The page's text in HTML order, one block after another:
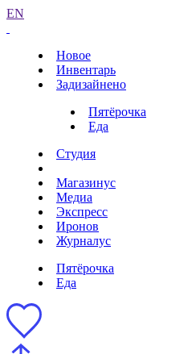
EN
Новое
Инвентарь
Задизайнено
Пятёрочка
Еда
Студия
Магазинус
Медиа
Экспресс
Иронов
Журналус
Пятёрочка
Еда